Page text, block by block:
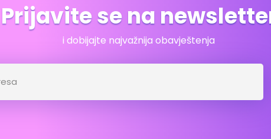
Prijavite se na
i dobijajte najvažnija obavještenja